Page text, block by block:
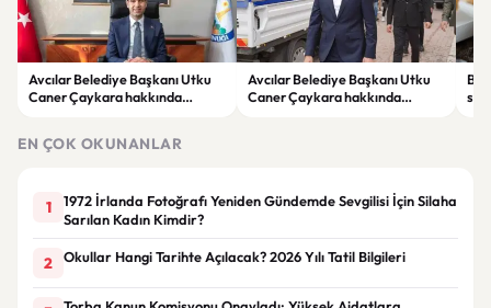
Avcılar Belediye Başkanı Utku
Caner Çaykara hakkında
Avcılar Belediye Başkanı Utku
Caner Çaykara hakkında
EN ÇOK OKUNANLAR
1
1972 İrlanda Fotoğrafı Yeniden Gündemde Sevgilisi İçin Silaha
Sarılan Kadın Kimdir?
2 Okullar Hangi Tarihte Açılacak? 2026 Yılı Tatil Bilgileri